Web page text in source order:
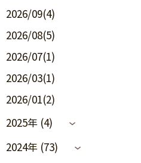
2026/09(4)
2026/08(5)
2026/07(1)
2026/03(1)
2026/01(2)
2025年 (4)
2024年 (73)